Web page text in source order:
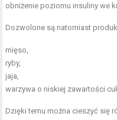
obniżenie poziomu insuliny we
Dozwolone są natomiast
mięso,
ryby,
jaja,
warzywa o niskiej zawartości
Dzięki temu można cieszyć się